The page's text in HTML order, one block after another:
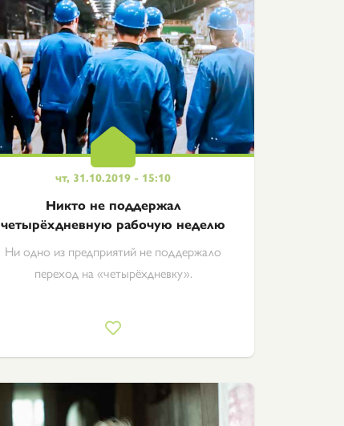
чт, 31.10.2019 - 15:10
Никто не поддержал
четырёхдневную рабочую неделю
Ни одно из предприятий не поддержало
переход на «четырёхдневку».